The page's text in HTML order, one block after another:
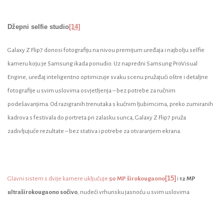
Džepni selfie studio[14]
Galaxy Z Flip7 donosi fotografiju na nivou premijum uređaja i najbolju selfie
kameru koju je Samsung ikada ponudio. Uz napredni Samsung ProVisual
Engine, uređaj inteligentno optimizuje svaku scenu pružajući oštre i detaljne
fotografije u svim uslovima osvjetljenja – bez potrebe za ručnim
podešavanjima. Od razigranih trenutaka s kućnim ljubimcima, preko zumiranih
kadrova s festivala do portreta pri zalasku sunca, Galaxy Z Flip7 pruža
zadivljujuće rezultate – bez stativa i potrebe za otvaranjem ekrana.
Glavni sistem s dvije kamere uključuje 50 MP širokougaono[15] i 12 MP
ultraširokougaono sočivo , nudeći vrhunsku jasnoću u svim uslovima